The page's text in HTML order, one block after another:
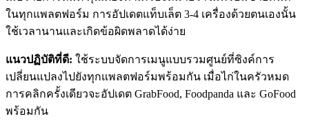
ในทุกแพลตฟอร์ม การอัปเดตแท็บเล็ต 3-4 เครื่องด้วยตนเองนั้น
ใช้เวลานานและเกิดข้อผิดพลาดได้ง่าย
แนวปฏิบัติที่ดี: ใช้ระบบจัดการเมนูแบบรวมศูนย์ที่ซิงค์การ
เปลี่ยนแปลงไปยังทุกแพลตฟอร์มพร้อมกัน เมื่อไก่ในครัวหมด
การคลิกครั้งเดียวจะอัปเดต GrabFood, Foodpanda และ GoFood
พร้อมกัน